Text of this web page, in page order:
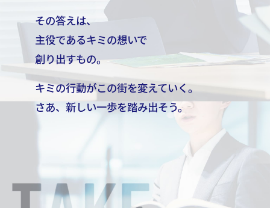
その答えは、
主役であるキミの想いで
創り出すもの。
キミの行動がこの街を変えていく。
さあ、新しい一歩を踏み出そう。